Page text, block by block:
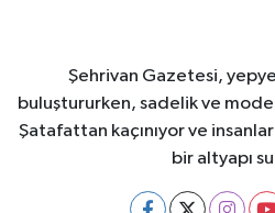
Şehrivan Gazetesi,
buluştururken, sadelik ve
Şatafattan kaçınıyor ve
bir altyapı